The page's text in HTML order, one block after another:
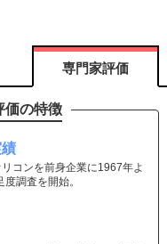
専門家評価
価の特徴
コンを前身企業に1967年よ
調査を開始。